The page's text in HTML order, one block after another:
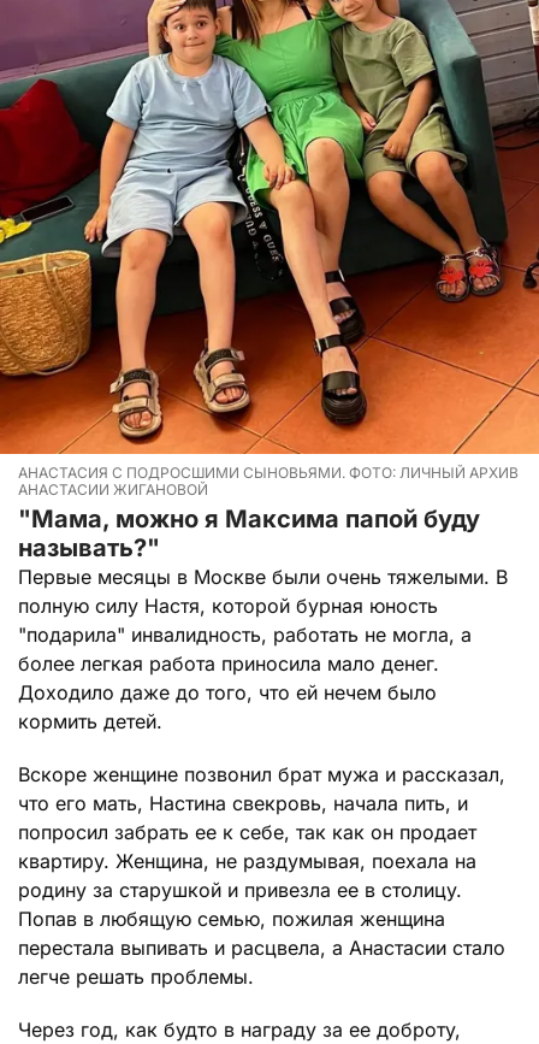
АНАСТАСИЯ С ПОДРОСШИМИ СЫНОВЬЯМИ. ФОТО: ЛИЧНЫЙ АРХИВ
АНАСТАСИИ ЖИГАНОВОЙ
"Мама, можно я Максима папой буду
называть?"
Первые месяцы в Москве были очень тяжелыми. В
полную силу Настя, которой бурная юность
"подарила" инвалидность, работать не могла, а
более легкая работа приносила мало денег.
Доходило даже до того, что ей нечем было
кормить детей.
Вскоре женщине позвонил брат мужа и рассказал,
что его мать, Настина свекровь, начала пить, и
попросил забрать ее к себе, так как он продает
квартиру. Женщина, не раздумывая, поехала на
родину за старушкой и привезла ее в столицу.
Попав в любящую семью, пожилая женщина
перестала выпивать и расцвела, а Анастасии стало
легче решать проблемы.
Через год, как будто в награду за ее доброту,